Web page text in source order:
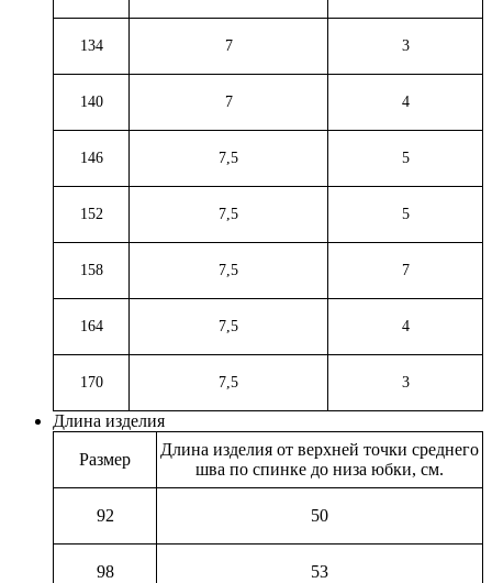
134 7 3
140 7 4
146 7,5 5
152 7,5 5
158 7,5 7
164 7,5 4
170 7,5 3
Длина изделия
Размер
Длина изделия от верхней точки среднего
шва по спинке до низа юбки, см.
92 50
98 53